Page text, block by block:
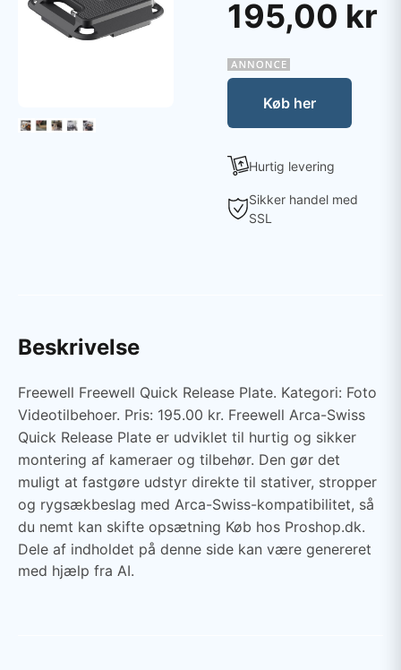
195,00 kr
Køb her
Hurtig levering
Sikker handel med
SSL
Beskrivelse
Freewell Freewell Quick Release Plate. Kategori: Foto
Videotilbehoer. Pris: 195.00 kr. Freewell Arca-Swiss
Quick Release Plate er udviklet til hurtig og sikker
montering af kameraer og tilbehør. Den gør det
muligt at fastgøre udstyr direkte til stativer, stropper
og rygsækbeslag med Arca-Swiss-kompatibilitet, så
du nemt kan skifte opsætning Køb hos Proshop.dk.
Dele af indholdet på denne side kan være genereret
med hjælp fra AI.